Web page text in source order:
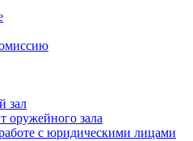
зал
оружейного зала
с юридическими лицами